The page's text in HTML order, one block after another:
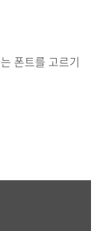
폰트를 고르기